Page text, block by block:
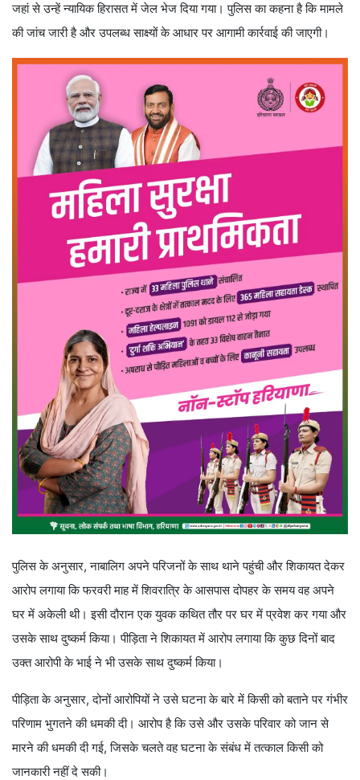
जहां से उन्हें न्यायिक हिरासत में जेल भेज दिया गया। पुलिस का कहना है कि मामले
की जांच जारी है और उपलब्ध साक्ष्यों के आधार पर आगामी कार्रवाई की जाएगी।
पुलिस के अनुसार, नाबालिग अपने परिजनों के साथ थाने पहुंची और शिकायत देकर
आरोप लगाया कि फरवरी माह में शिवरात्रि के आसपास दोपहर के समय वह अपने
घर में अकेली थी। इसी दौरान एक युवक कथित तौर पर घर में प्रवेश कर गया और
उसके साथ दुष्कर्म किया। पीड़िता ने शिकायत में आरोप लगाया कि कुछ दिनों बाद
उक्त आरोपी के भाई ने भी उसके साथ दुष्कर्म किया।
पीड़िता के अनुसार, दोनों आरोपियों ने उसे घटना के बारे में किसी को बताने पर गंभीर
परिणाम भुगतने की धमकी दी। आरोप है कि उसे और उसके परिवार को जान से
मारने की धमकी दी गई, जिसके चलते वह घटना के संबंध में तत्काल किसी को
जानकारी नहीं दे सकी।